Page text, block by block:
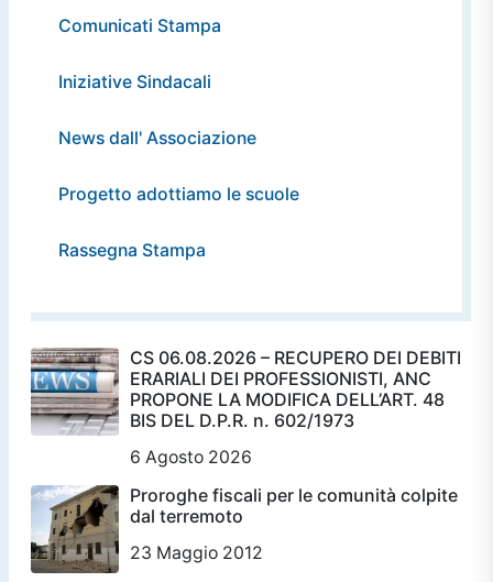
Comunicati Stampa
Iniziative Sindacali
News dall' Associazione
Progetto adottiamo le scuole
Rassegna Stampa
CS 06.08.2026 – RECUPERO DEI DEBITI
ERARIALI DEI PROFESSIONISTI, ANC
PROPONE LA MODIFICA DELL’ART. 48
BIS DEL D.P.R. n. 602/1973
6 Agosto 2026
Proroghe fiscali per le comunità colpite
dal terremoto
23 Maggio 2012